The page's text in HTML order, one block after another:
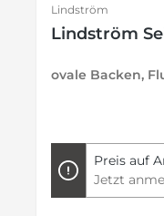
Lindström
Lindström
ovale Backen,
Preis auf
Jetzt